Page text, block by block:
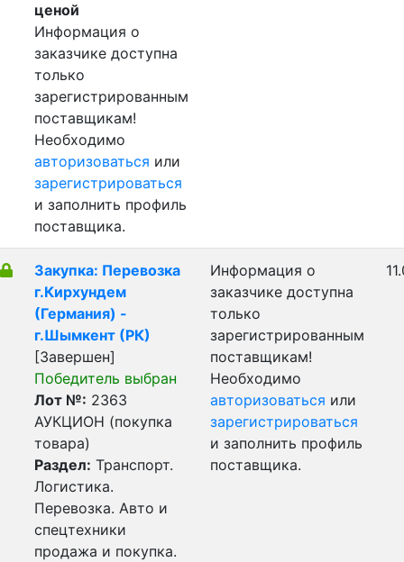
ценой
Информация о
заказчике доступна
только
зарегистрированным
поставщикам!
Необходимо
авторизоваться или
зарегистрироваться
и заполнить профиль
поставщика.
Закупка: Перевозка
г.Кирхундем
(Германия) -
г.Шымкент (РК)
[Завершен]
Победитель выбран
Лот №: 2363
АУКЦИОН (покупка
товара)
Раздел: Транспорт.
Логистика.
Перевозка. Авто и
спецтехники
продажа и покупка.
Информация о
заказчике доступна
только
зарегистрированным
поставщикам!
Необходимо
авторизоваться или
зарегистрироваться
и заполнить профиль
поставщика.